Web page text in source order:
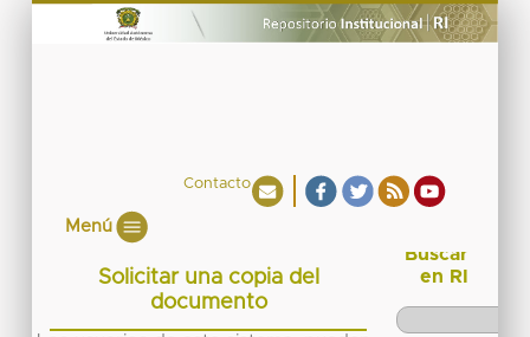
Contacto
Menú
Solicitar una copia del
documento
Buscar
en RI